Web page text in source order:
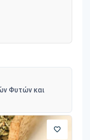
Φυτών και